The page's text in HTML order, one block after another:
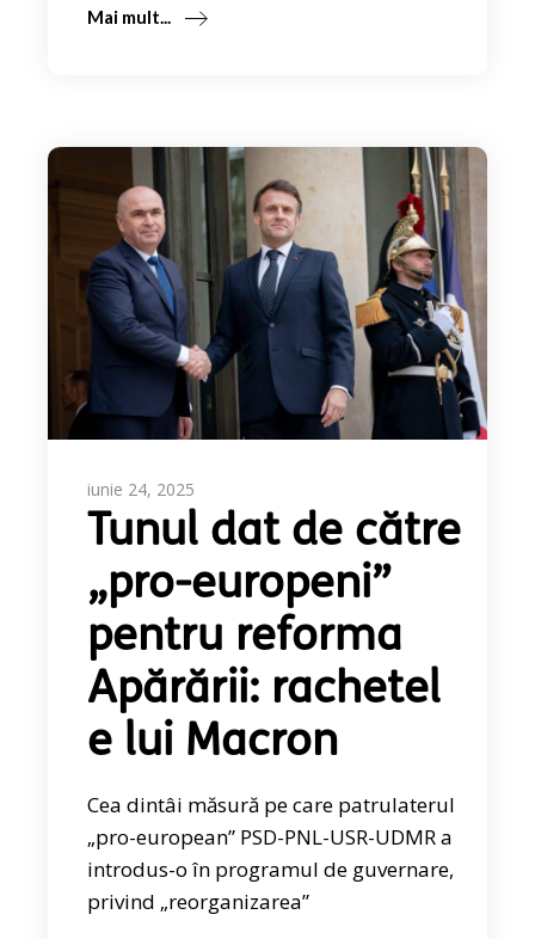
Mai mult...
iunie 24, 2025
Tunul dat de către
„pro-europeni”
pentru reforma
Apărării: rachetel
e lui Macron
Cea dintâi măsură pe care patrulaterul
„pro-european” PSD-PNL-USR-UDMR a
introdus-o în programul de guvernare,
privind „reorganizarea”